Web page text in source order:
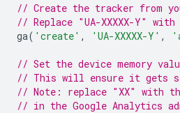
// Create the tracker from
// Replace "UA-XXXXX-Y"
ga( 'create' , 'UA-XXXXX-Y' ,
// Set the device memory
// This will ensure it gets
// Note: replace "XX" with
// in the Google Analytics